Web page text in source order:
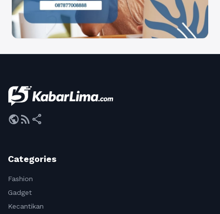
publicrss_feed share
Categories
Fashion
Gadget
Kecantikan